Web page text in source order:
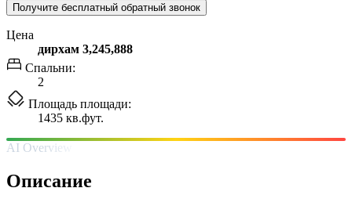
Получите бесплатный обратный звонок
Цена
дирхам 3,245,888
Спальни:
2
Площадь площади:
1435 кв.фут.
AI Overview
Описание